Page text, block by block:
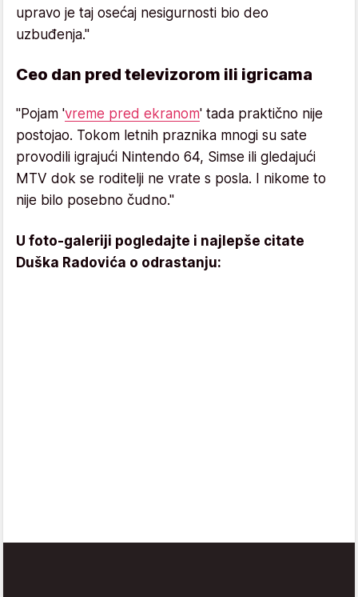
upravo je taj osećaj nesigurnosti bio deo
uzbuđenja."
Ceo dan pred televizorom ili igricama
"Pojam 'vreme pred ekranom' tada praktično nije
postojao. Tokom letnih praznika mnogi su sate
provodili igrajući Nintendo 64, Simse ili gledajući
MTV dok se roditelji ne vrate s posla. I nikome to
nije bilo posebno čudno."
U foto-galeriji pogledajte i najlepše citate
Duška Radovića o odrastanju: